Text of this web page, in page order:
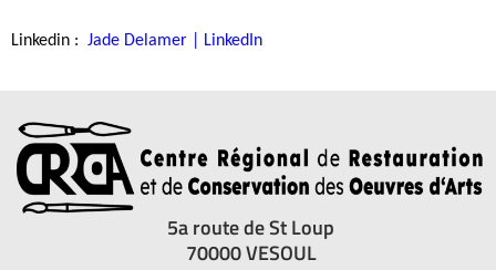
Linkedin : Jade Delamer | LinkedIn
5a route de St Loup
70000 VESOUL